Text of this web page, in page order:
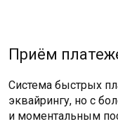
Приём
Система быстрых
эквайрингу, но с
и моментальным